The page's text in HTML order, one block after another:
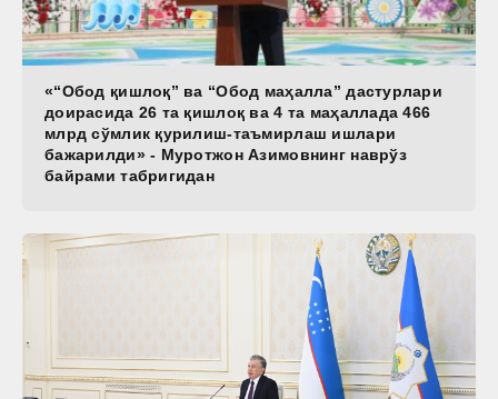
«“Обод қишлоқ” ва “Обод маҳалла” дастурлари
доирасида 26 та қишлоқ ва 4 та маҳаллада 466
млрд сўмлик қурилиш-таъмирлаш ишлари
бажарилди» - Муротжон Азимовнинг наврўз
байрами табригидан